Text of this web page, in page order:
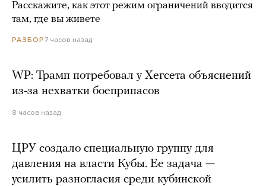
Расскажите, как этот режим ограничений вводится
там, где вы живете
РАЗБОР7 часов назад
WP: Трамп потребовал у Хегсета объяснений
из-за нехватки боеприпасов
8 часов назад
ЦРУ создало специальную группу для
давления на власти Кубы. Ее задача —
усилить разногласия среди кубинской